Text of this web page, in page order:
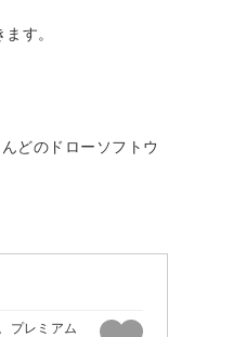
す。
どのドローソフトウ
プレミアム